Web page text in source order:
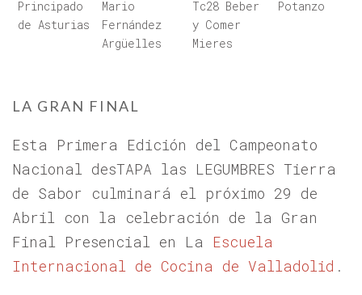
Principado
de Asturias
Mario
Fernández
Argüelles
Tc28 Beber
y Comer
Mieres
Potanzo
LA GRAN FINAL
Esta Primera Edición del Campeonato
Nacional desTAPA las LEGUMBRES Tierra
de Sabor culminará el próximo 29 de
Abril con la celebración de la Gran
Final Presencial en La Escuela
Internacional de Cocina de Valladolid .